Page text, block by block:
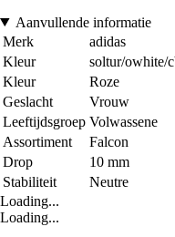
Aanvullende informatie
Merk
adidas
Kleur
soltur/owhite/
Kleur
Roze
Geslacht
Vrouw
Leeftijdsgroep Volwassene
Assortiment
Falcon
Drop
10 mm
Stabiliteit
Neutre
Loading...
Loading...